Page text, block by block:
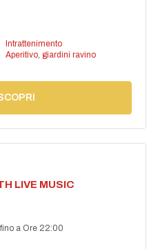
Intrattenimento
Aperitivo, giardini ravino
LIVE MUSIC
fino a Ore 22:00